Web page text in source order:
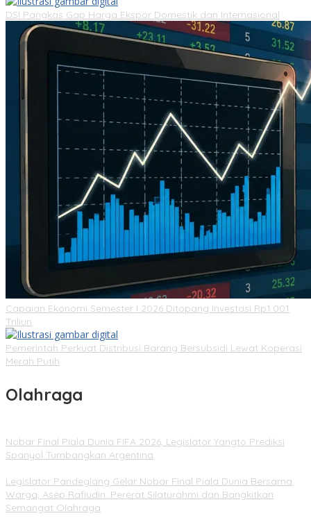
DSI Pangkas Gap Harga Ekspor Domestik dan Internasional
Capaian Ekonomi Semester I 2026 Ditopang Investasi Rp1.001
Triliun
Pemerintah Perkuat Distribusi Barang Bersubsidi Lewat Koperasi
Merah Putih
Olahraga
Nobar Final Piala Dunia FIFA 2026, Legislator Yangto Prediksi
Spanyol Tumbangkan Argentina
Legislator Pandeglang Gelar Nobar Final Piala Dunia Bersama
Warga, Asep Rafiudin: Pererat Silaturahmi dan Bangkitkan
Semangat Olahraga